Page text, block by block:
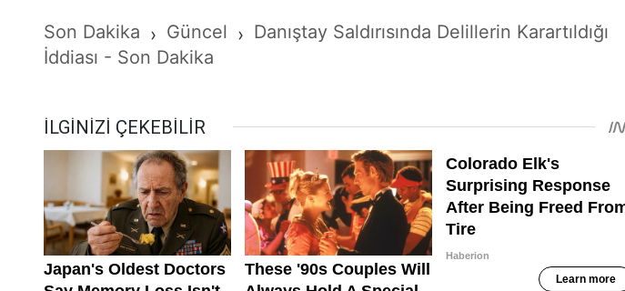
Son Dakika › Güncel › Danıştay Saldırısında Delillerin Karartıldığı
İddiası - Son Dakika